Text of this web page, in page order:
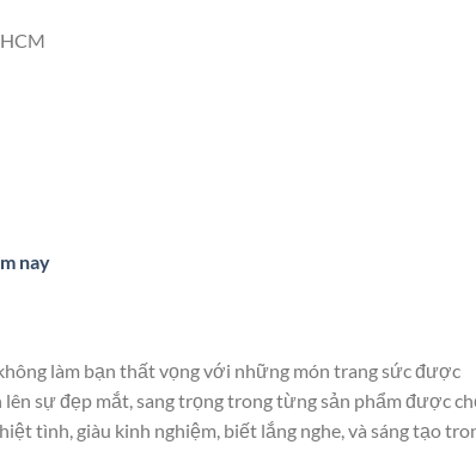
nay
làm bạn thất vọng với những món trang sức được
sự đẹp mắt, sang trọng trong từng sản phẩm được
tình, giàu kinh nghiệm, biết lắng nghe, và sáng tạo